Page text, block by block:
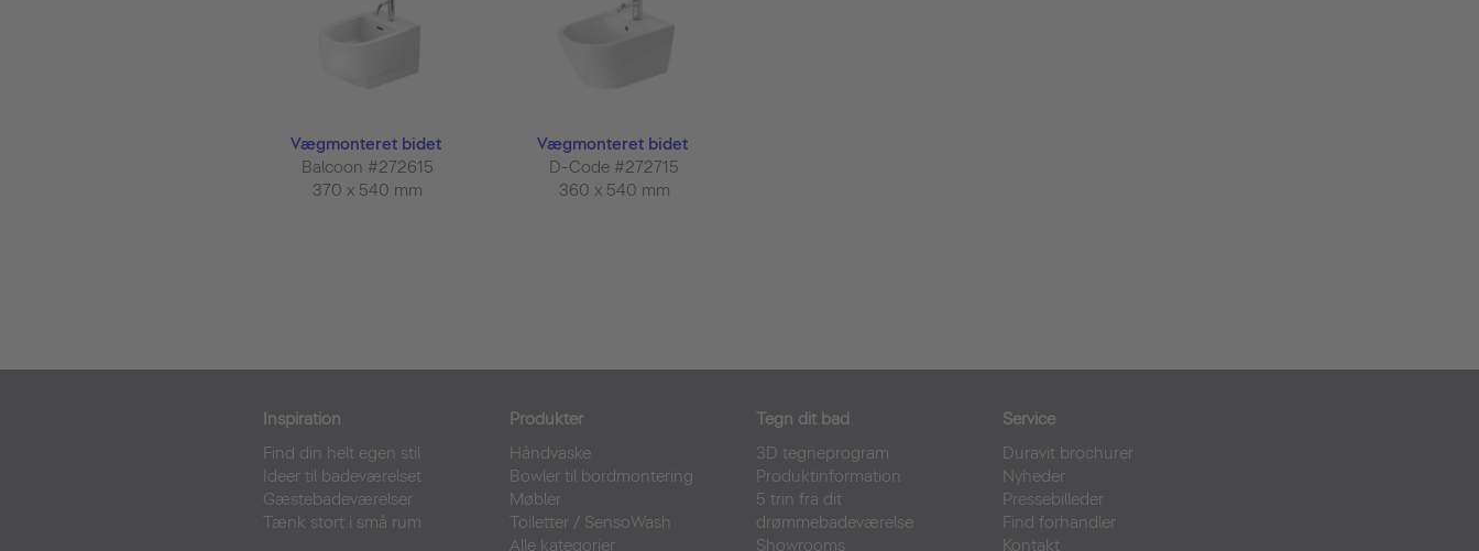
Vægmonteret bidet
Balcoon #272615
370 x 540 mm
Vægmonteret bidet
D-Code #272715
360 x 540 mm
Inspiration
Find din helt egen stil
Ideer til badeværelset
Gæstebadeværelser
Tænk stort i små rum
Produkter
Håndvaske
Bowler til bordmontering
Møbler
Toiletter / SensoWash
Alle kategorier
Tegn dit bad
3D tegneprogram
Produktinformation
5 trin fra dit
drømmebadeværelse
Showrooms
Service
Duravit brochurer
Nyheder
Pressebilleder
Find forhandler
Kontakt